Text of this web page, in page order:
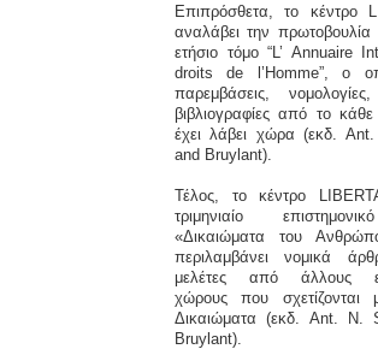
Επιπρόσθετα, το κέντρο
αναλάβει την πρωτοβουλία
ετήσιο τόμο “L’ Annuaire
droits de l’Homme”, ο
παρεμβάσεις,
βιβλιογραφίες από το
έχει λάβει χώρα (εκδ.
and Bruylant).
Τέλος, το κέντρο
τριμηνιαίο
«Δικαιώματα του
περιλαμβάνει νομικά
μελέτες από άλλους
χώρους που σχετίζονται
Δικαιώματα (εκδ. Ant. N.
Bruylant).